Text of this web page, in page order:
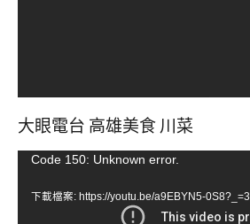
大眼電台 高雄美食 川菜
視Code 150: Unknown error.
下載檔案: https://youtu.be/a9EBYN5-0S8?_=3